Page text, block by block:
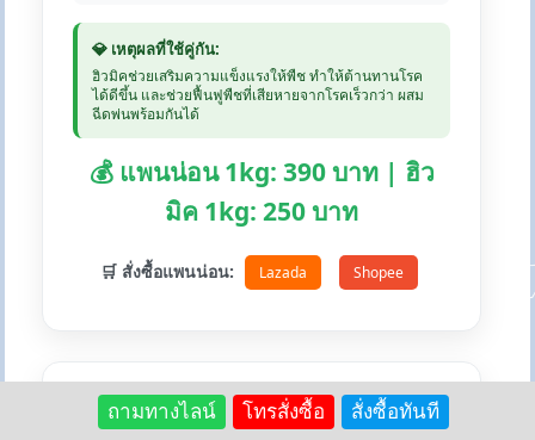
💎 เหตุผลที่ใช้คู่กัน:
ฮิวมิคช่วยเสริมความแข็งแรงให้พืช ทำให้ต้านทานโรค
ได้ดีขึ้น และช่วยฟื้นฟูพืชที่เสียหายจากโรคเร็วกว่า ผสม
ฉีดพ่นพร้อมกันได้
💰 แพนน่อน 1kg: 390 บาท | ฮิว
มิค 1kg: 250 บาท
🛒 สั่งซื้อแพนน่อน: Lazada Shopee
ถามทางไลน์ โทรสั่งซื้อ สั่งซื้อทันที